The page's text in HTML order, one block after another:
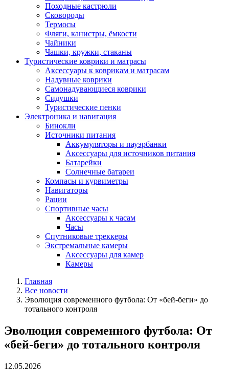
Походные кастрюли
Сковороды
Термосы
Фляги, канистры, ёмкости
Чайники
Чашки, кружки, стаканы
Туристические коврики и матрасы
Аксессуары к коврикам и матрасам
Надувные коврики
Самонадувающиеся коврики
Сидушки
Туристические пенки
Электроника и навигация
Бинокли
Источники питания
Аккумуляторы и пауэрбанки
Аксессуары для источников питания
Батарейки
Солнечные батареи
Компасы и курвиметры
Навигаторы
Рации
Спортивные часы
Аксессуары к часам
Часы
Спутниковые треккеры
Экстремальные камеры
Аксессуары для камер
Камеры
Главная
Все новости
Эволюция современного футбола: От «бей-беги» до
тотального контроля
Эволюция современного футбола: От
«бей-беги» до тотального контроля
12.05.2026